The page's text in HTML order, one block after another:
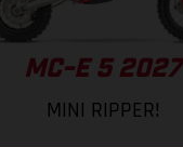
MC-E 5 2027
MINI RIPPER!